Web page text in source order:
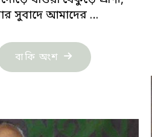
সুবাদে আমাদের …
বাকি অংশ "সাহিত্য
সংবাদ: